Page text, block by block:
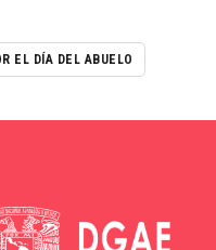
EL DÍA DEL ABUELO